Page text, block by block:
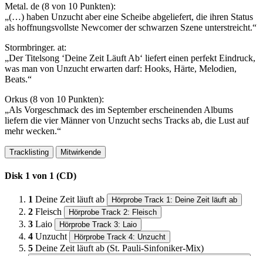
Metal. de (8 von 10 Punkten):
„(…) haben Unzucht aber eine Scheibe abgeliefert, die ihren Status
als hoffnungsvollste Newcomer der schwarzen Szene unterstreicht.“
Stormbringer. at:
„Der Titelsong ‘Deine Zeit Läuft Ab‘ liefert einen perfekt Eindruck,
was man von Unzucht erwarten darf: Hooks, Härte, Melodien,
Beats.“
Orkus (8 von 10 Punkten):
„Als Vorgeschmack des im September erscheinenden Albums
liefern die vier Männer von Unzucht sechs Tracks ab, die Lust auf
mehr wecken.“
Tracklisting Mitwirkende
Disk 1 von 1 (CD)
1 Deine Zeit läuft ab Hörprobe Track 1: Deine Zeit läuft ab
2 Fleisch Hörprobe Track 2: Fleisch
3 Laio Hörprobe Track 3: Laio
4 Unzucht Hörprobe Track 4: Unzucht
5 Deine Zeit läuft ab (St. Pauli-Sinfoniker-Mix)